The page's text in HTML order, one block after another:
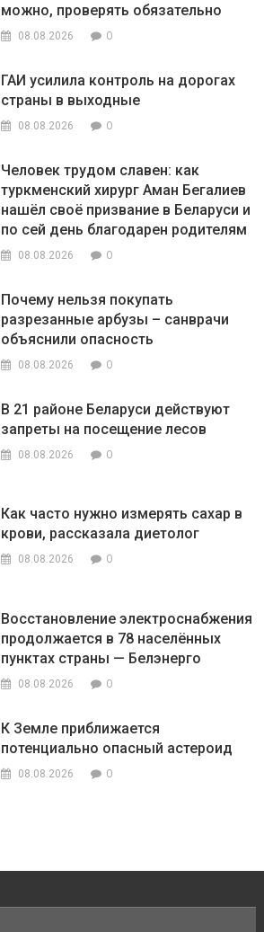
можно, проверять обязательно
08.08.2026 0
ГАИ усилила контроль на дорогах
страны в выходные
08.08.2026 0
Человек трудом славен: как
туркменский хирург Аман Бегалиев
нашёл своё призвание в Беларуси и
по сей день благодарен родителям
08.08.2026 0
Почему нельзя покупать
разрезанные арбузы – санврачи
объяснили опасность
08.08.2026 0
В 21 районе Беларуси действуют
запреты на посещение лесов
08.08.2026 0
Как часто нужно измерять сахар в
крови, рассказала диетолог
08.08.2026 0
Восстановление электроснабжения
продолжается в 78 населённых
пунктах страны — Белэнерго
08.08.2026 0
К Земле приближается
потенциально опасный астероид
08.08.2026 0